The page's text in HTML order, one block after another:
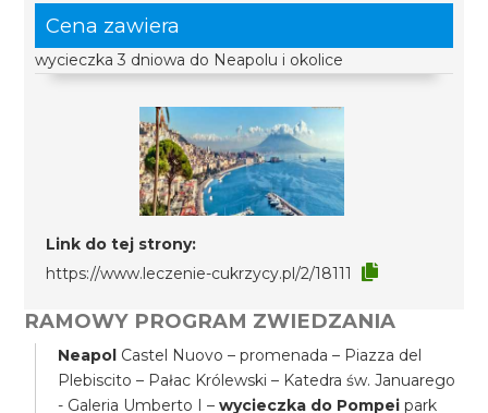
Cena zawiera
wycieczka 3 dniowa do Neapolu i okolice
Link do tej strony:
https://www.leczenie-cukrzycy.pl/2/18111
RAMOWY PROGRAM ZWIEDZANIA
Neapol Castel Nuovo – promenada – Piazza del
Plebiscito – Pałac Królewski – Katedra św. Januarego
- Galeria Umberto I –wycieczka do Pompeipark